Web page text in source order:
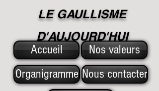
LE GAULLISME
D'AUJOURD'HUI
Accueil
Nos valeurs
Organigramme Nous contacter